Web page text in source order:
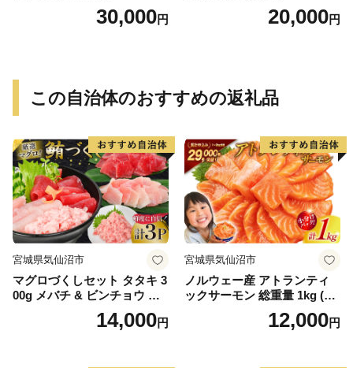
30,000円 20,000円
この自治体のおすすめの返礼品
宮城県気仙沼市
マグロづくしセット タタキ 3
00g メバチ & ビンチョウ 切
り落し 各250g 計3パック 冷
凍 [畠和水産 宮城県 気仙沼市
14,000円
宮城県気仙沼市
ノルウェー産 アトランティ
ックサーモン 総重量 1kg (正
味重量850g) [カネダイ 宮城
県 気仙沼市 20565509] 魚 魚
12,000円